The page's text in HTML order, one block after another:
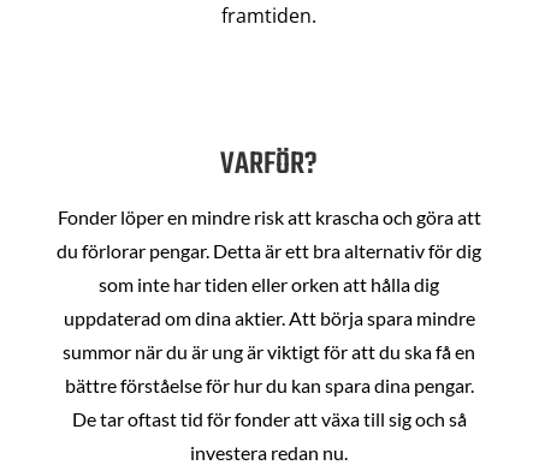
framtiden.
VARFÖR?
Fonder löper en mindre risk att krascha och göra att
du förlorar pengar. Detta är ett bra alternativ för dig
som inte har tiden eller orken att hålla dig
uppdaterad om dina aktier. Att börja spara mindre
summor när du är ung är viktigt för att du ska få en
bättre förståelse för hur du kan spara dina pengar.
De tar oftast tid för fonder att växa till sig och så
investera redan nu.